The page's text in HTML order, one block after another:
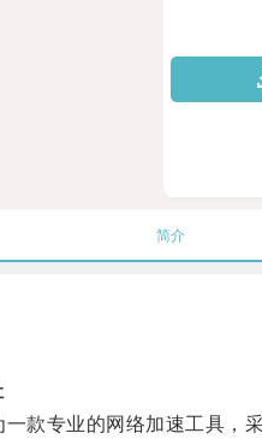
简介
专业的网络加速工具，采